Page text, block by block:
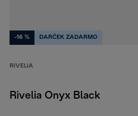
-16 % DARČEK ZADARMO
RIVELIA
Rivelia Onyx Black